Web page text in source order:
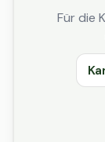
Für die